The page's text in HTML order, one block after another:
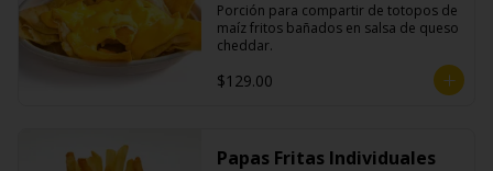
Porción para compartir de totopos de
maíz fritos bañados en salsa de queso
cheddar.
$129.00
Papas Fritas Individuales